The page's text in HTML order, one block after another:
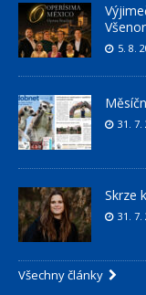
5. 8.
31. 7.
Skrze
31. 7.
Všechny články